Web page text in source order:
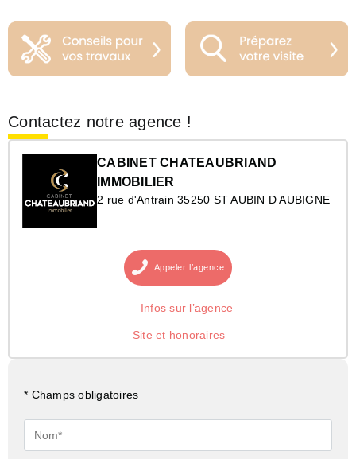
Contactez notre agence !
CABINET CHATEAUBRIAND
IMMOBILIER
2 rue d'Antrain 35250 ST AUBIN D AUBIGNE
Appeler l’agence
Infos sur l’agence
Site et honoraires
* Champs obligatoires
Nom*